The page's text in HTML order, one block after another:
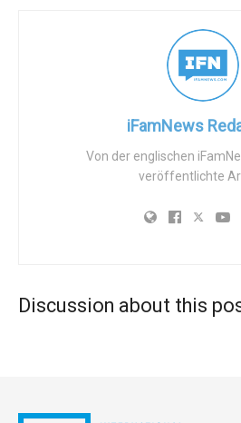
gehören Chester Gallagher,
Coleman Boyd, Dennis Green und
drohen bis zu 10 1/2 Jahre hinter
in Höhe von $260.000. Caroline
und Berichten zufolge mit der
Diese Entwicklungen haben
strategisch platzierten
behinderten. Einerseits drückte
Mike Lee der Regierung Biden vor,
iFamNews
Von der englischen
veröffentlichte
Discussion about this